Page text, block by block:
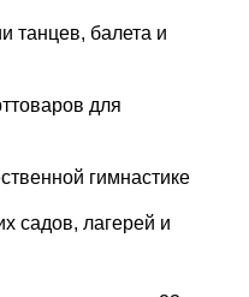
танцев, балета и
для
гимнастике
садов, лагерей и